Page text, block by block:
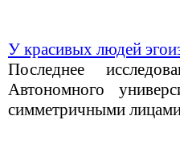
У красивых людей
Последнее
Автономного
симметричными